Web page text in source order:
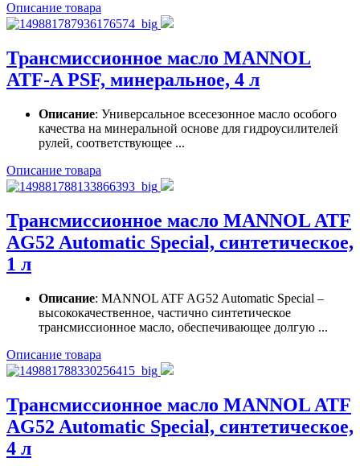
Описание товара
Трансмиссионное масло MANNOL
ATF-A PSF, минеральное, 4 л
Описание: Универсальное всесезонное масло особого
качества на минеральной основе для гидроусилителей
рулей, соответствующее ...
Описание товара
Трансмиссионное масло MANNOL ATF
AG52 Automatic Special, синтетическое,
1 л
Описание: MANNOL ATF AG52 Automatic Special –
высококачественное, частично синтетическое
трансмиссионное масло, обеспечивающее долгую ...
Описание товара
Трансмиссионное масло MANNOL ATF
AG52 Automatic Special, синтетическое,
4 л